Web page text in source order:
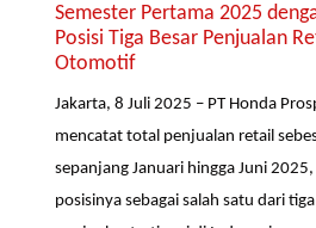
Semester Pertama 2025
Posisi Tiga Besar Penjualan
Otomotif
Jakarta, 8 Juli 2025 – PT Honda
mencatat total penjualan retail
sepanjang Januari hingga Juni
posisinya sebagai salah satu dari